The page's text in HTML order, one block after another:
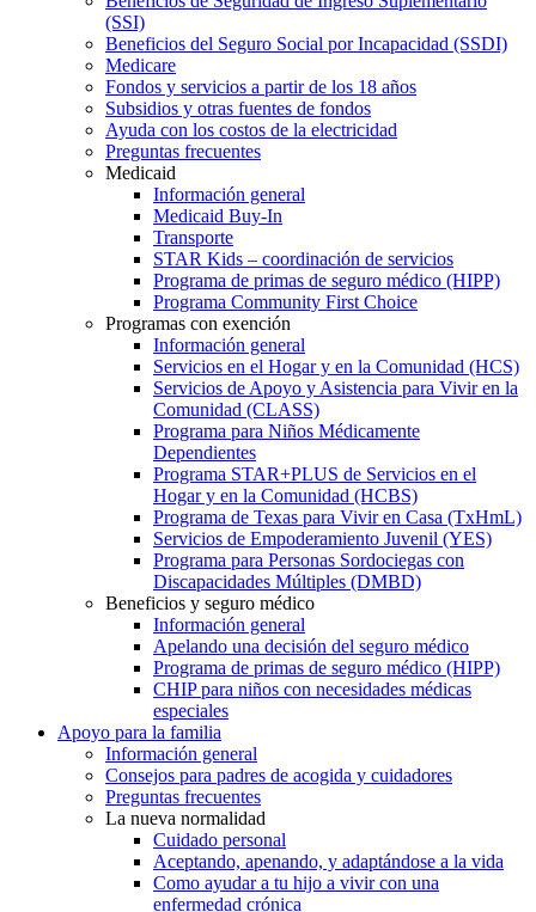
(SSI)
Beneficios del Seguro Social por Incapacidad (SSDI)
Medicare
Fondos y servicios a partir de los 18 años
Subsidios y otras fuentes de fondos
Ayuda con los costos de la electricidad
Preguntas frecuentes
Medicaid
Información general
Medicaid Buy-In
Transporte
STAR Kids – coordinación de servicios
Programa de primas de seguro médico (HIPP)
Programa Community First Choice
Programas con exención
Información general
Servicios en el Hogar y en la Comunidad (HCS)
Servicios de Apoyo y Asistencia para Vivir en la
Comunidad (CLASS)
Programa para Niños Médicamente
Dependientes
Programa STAR+PLUS de Servicios en el
Hogar y en la Comunidad (HCBS)
Programa de Texas para Vivir en Casa (TxHmL)
Servicios de Empoderamiento Juvenil (YES)
Programa para Personas Sordociegas con
Discapacidades Múltiples (DMBD)
Beneficios y seguro médico
Información general
Apelando una decisión del seguro médico
Programa de primas de seguro médico (HIPP)
CHIP para niños con necesidades médicas
especiales
Apoyo para la familia
Información general
Consejos para padres de acogida y cuidadores
Preguntas frecuentes
La nueva normalidad
Cuidado personal
Aceptando, apenando, y adaptándose a la vida
Como ayudar a tu hijo a vivir con una
enfermedad crónica